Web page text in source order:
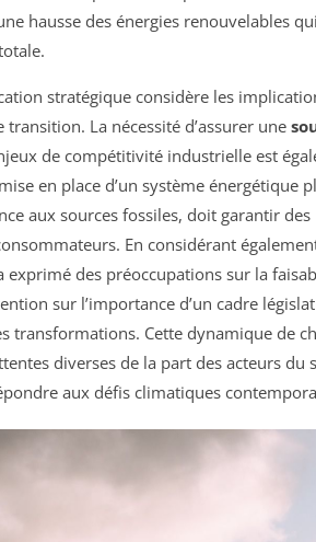
hausse des énergies renouvelables
stratégique considère les
La nécessité d’assurer une
de compétitivité industrielle est
en place d’un système énergétique
aux sources fossiles, doit garantir des
En considérant
exprimé des préoccupations sur la
sur l’importance d’un cadre
transformations. Cette dynamique de
diverses de la part des acteurs du
aux défis climatiques